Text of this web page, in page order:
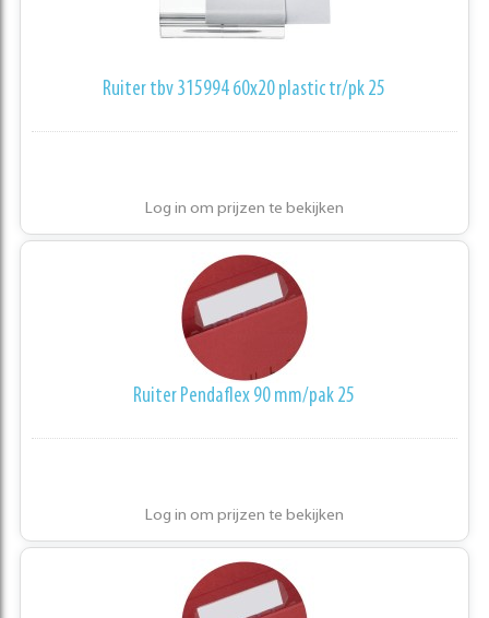
Ruiter tbv 315994 60x20 plastic tr/pk 25
Log in om prijzen te bekijken
Ruiter Pendaflex 90 mm/pak 25
Log in om prijzen te bekijken